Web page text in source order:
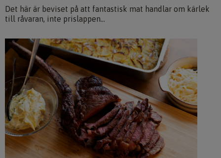
Det här är beviset på att fantastisk mat handlar om kärlek
till råvaran, inte prislappen...